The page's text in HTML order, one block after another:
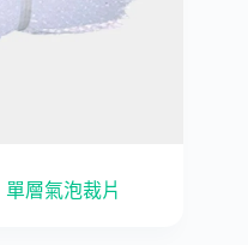
層氣泡裁片